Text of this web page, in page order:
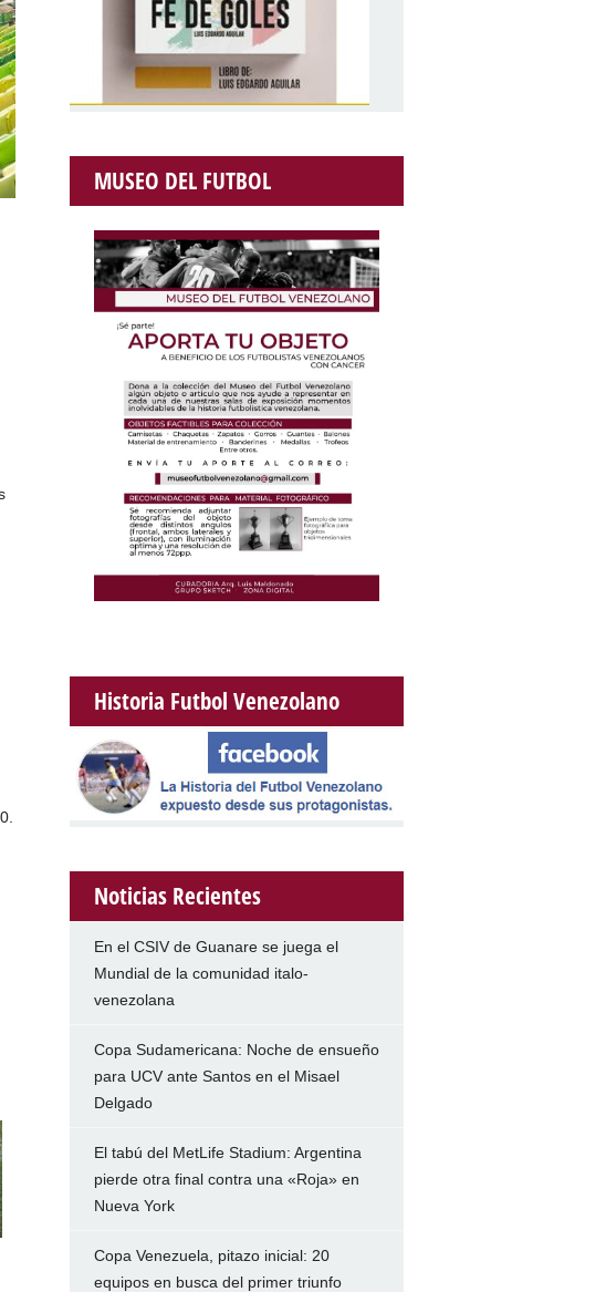
MUSEO DEL FUTBOL
Historia Futbol Venezolano
Noticias Recientes
En el CSIV de Guanare se juega el
Mundial de la comunidad italo-
venezolana
Copa Sudamericana: Noche de ensueño
para UCV ante Santos en el Misael
Delgado
El tabú del MetLife Stadium: Argentina
pierde otra final contra una «Roja» en
Nueva York
Copa Venezuela, pitazo inicial: 20
equipos en busca del primer triunfo